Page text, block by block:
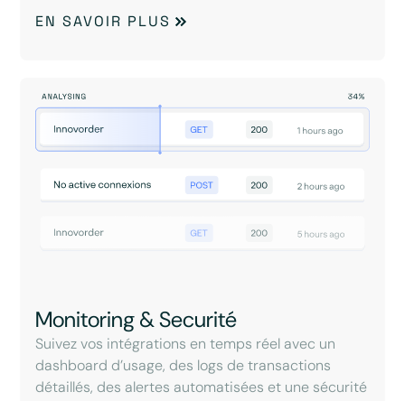
EN SAVOIR PLUS
Monitoring & Securité
Suivez vos intégrations en temps réel avec un
dashboard d’usage, des logs de transactions
détaillés, des alertes automatisées et une sécurité